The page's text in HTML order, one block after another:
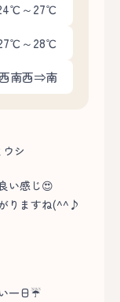
～27℃
～28℃
南西⇒南
シ
い感じ😍
りますね(^^♪
一日☔